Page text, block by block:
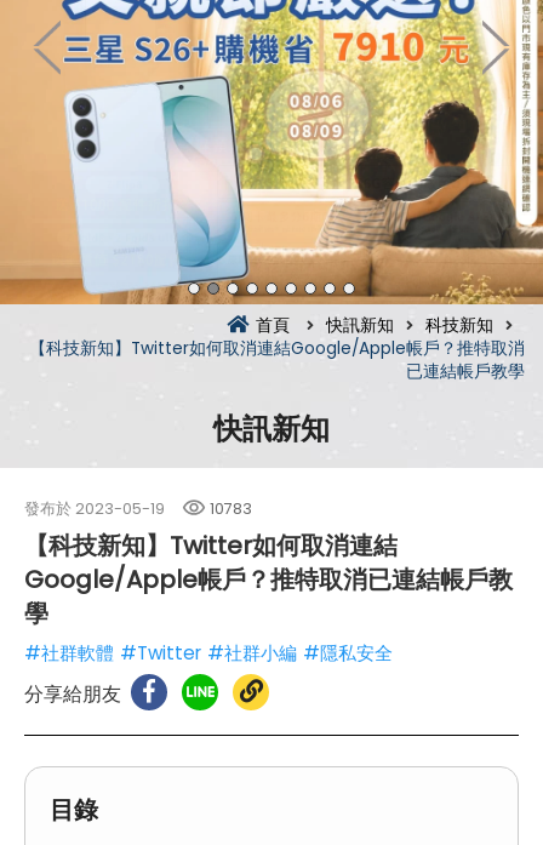
首頁 快訊新知
科技新知
【科技新知】Twitter如何取消連結Google/Apple帳戶？推特取消
已連結帳戶教學
快訊新知
發布於 2023-05-19 10783
【科技新知】Twitter如何取消連結
Google/Apple帳戶？推特取消已連結帳戶教
學
#社群軟體 #Twitter #社群小編 #隱私安全
分享給朋友
目錄